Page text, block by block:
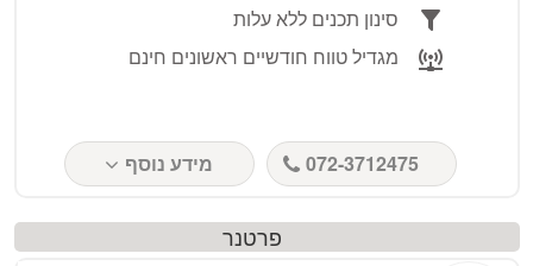
סינון תכנים ללא עלות
מגדיל טווח חודשיים ראשונים חינם
072-3712475 מידע נוסף
פרטנר